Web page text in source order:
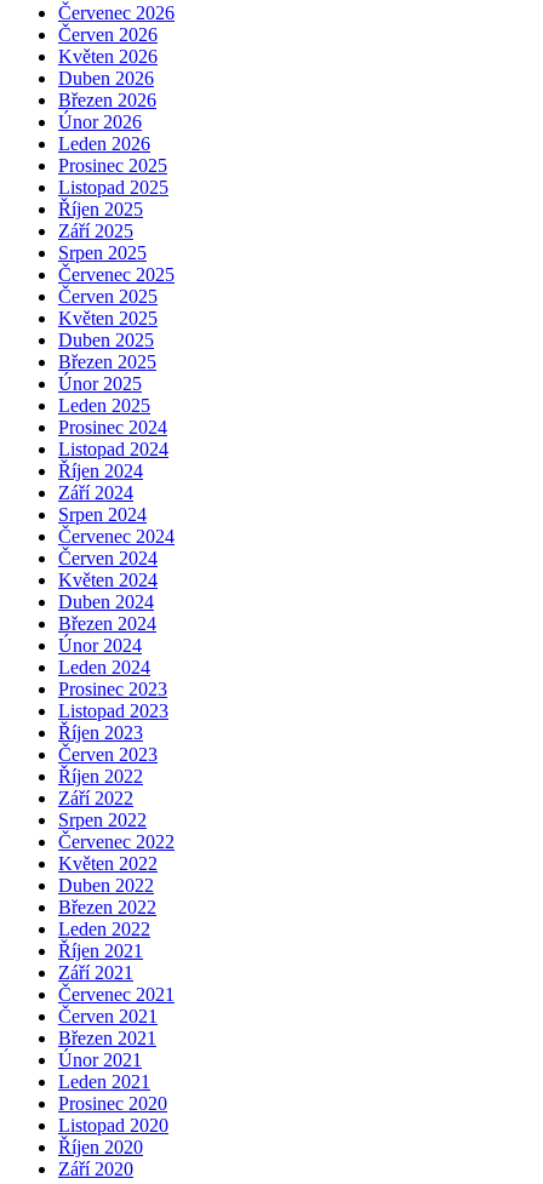
Červenec 2026
Červen 2026
Květen 2026
Duben 2026
Březen 2026
Únor 2026
Leden 2026
Prosinec 2025
Listopad 2025
Říjen 2025
Září 2025
Srpen 2025
Červenec 2025
Červen 2025
Květen 2025
Duben 2025
Březen 2025
Únor 2025
Leden 2025
Prosinec 2024
Listopad 2024
Říjen 2024
Září 2024
Srpen 2024
Červenec 2024
Červen 2024
Květen 2024
Duben 2024
Březen 2024
Únor 2024
Leden 2024
Prosinec 2023
Listopad 2023
Říjen 2023
Červen 2023
Říjen 2022
Září 2022
Srpen 2022
Červenec 2022
Květen 2022
Duben 2022
Březen 2022
Leden 2022
Říjen 2021
Září 2021
Červenec 2021
Červen 2021
Březen 2021
Únor 2021
Leden 2021
Prosinec 2020
Listopad 2020
Říjen 2020
Září 2020